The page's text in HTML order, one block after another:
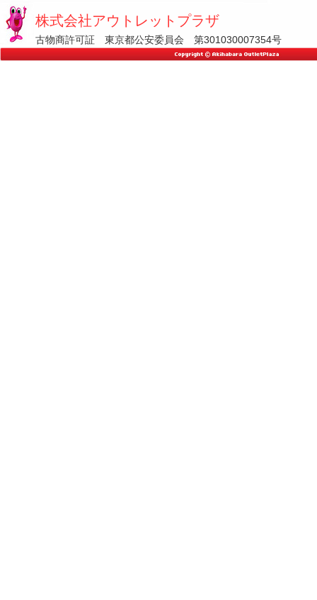
株式会社アウトレットプラザ
古物商許可証 東京都公安委員会 第301030007354号